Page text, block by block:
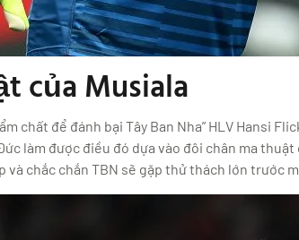
của Musiala
chất để đánh bại Tây Ban Nha” HLV Hansi
làm được điều đó dựa vào đôi chân ma
và chắc chắn TBN sẽ gặp thử thách lớn trước